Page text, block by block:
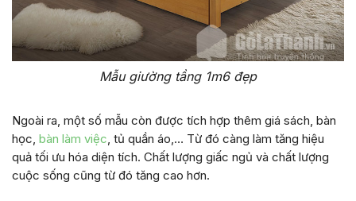
Mẫu giường tầng 1m6 đẹp
Ngoài ra, một số mẫu còn được tích hợp thêm giá sách, bàn
học, bàn làm việc, tủ quần áo,… Từ đó càng làm tăng hiệu
quả tối ưu hóa diện tích. Chất lượng giấc ngủ và chất lượng
cuộc sống cũng từ đó tăng cao hơn.